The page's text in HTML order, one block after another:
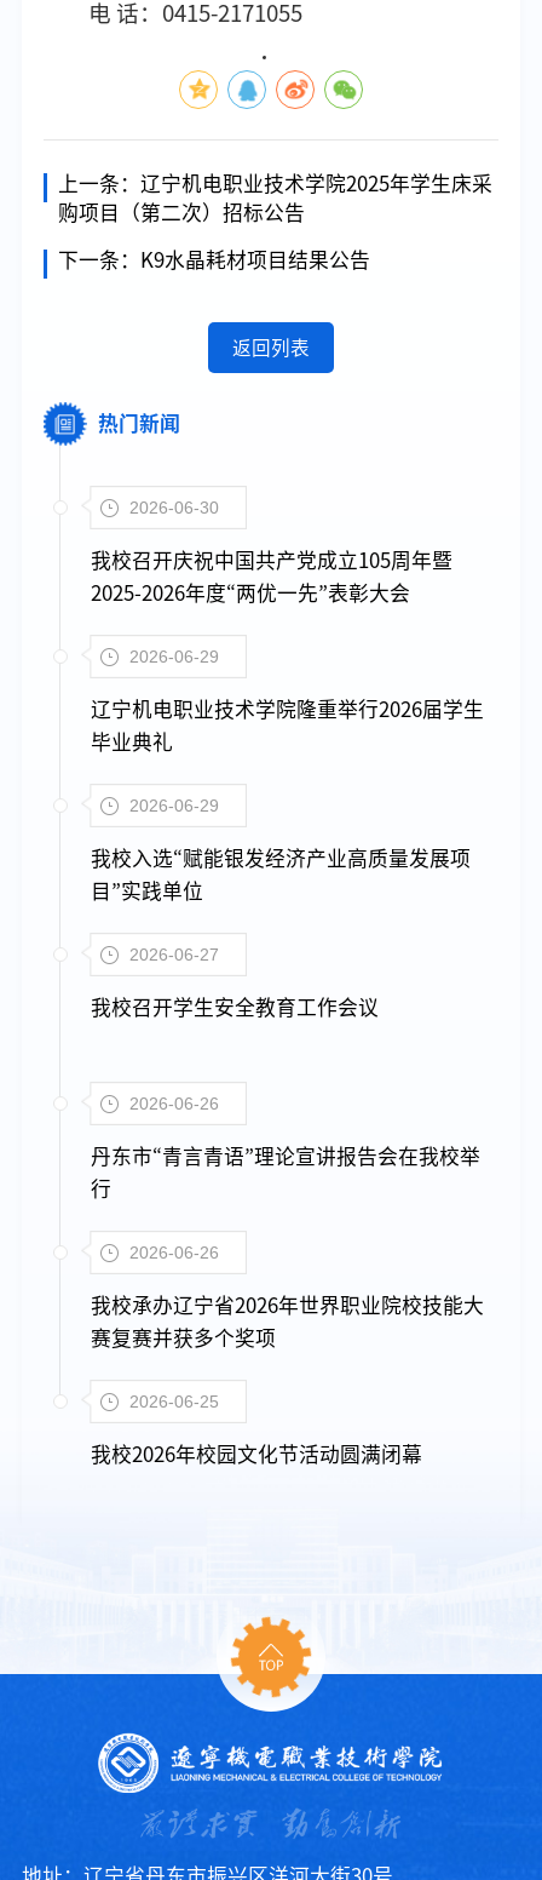
电 话：0415-2171055
上一条： 辽宁机电职业技术学院2025年学生床采
购项目（第二次）招标公告
下一条： K9水晶耗材项目结果公告
返回列表
热门新闻
2026-06-30
我校召开庆祝中国共产党成立105周年暨
2025-2026年度“两优一先”表彰大会
2026-06-29
辽宁机电职业技术学院隆重举行2026届学生
毕业典礼
2026-06-29
我校入选“赋能银发经济产业高质量发展项
目”实践单位
2026-06-27
我校召开学生安全教育工作会议
2026-06-26
丹东市“青言青语”理论宣讲报告会在我校举
行
2026-06-26
我校承办辽宁省2026年世界职业院校技能大
赛复赛并获多个奖项
2026-06-25
我校2026年校园文化节活动圆满闭幕
地址：辽宁省丹东市振兴区洋河大街30号